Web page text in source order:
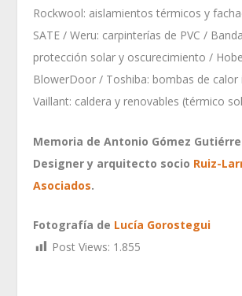
Rockwool: aislamientos térmicos y
SATE / Weru: carpinterías de PVC /
protección solar y oscurecimiento /
BlowerDoor / Toshiba: bombas de calor
Vaillant: caldera y renovables (térmico
Memoria de Antonio Gómez
Designer y arquitecto socio Ruiz-
Asociados.
Fotografía de Lucía Gorostegui
Post Views: 1.855